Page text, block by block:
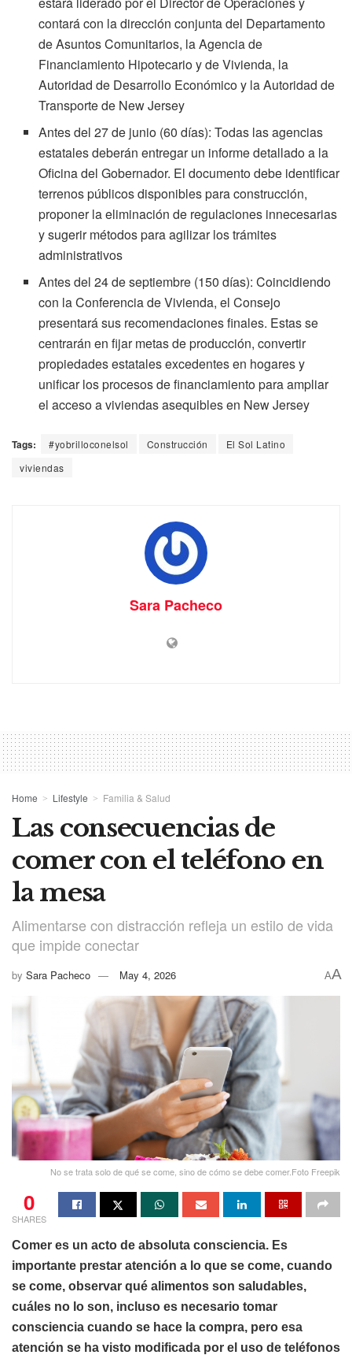
contará con la dirección conjunta del Departamento
de Asuntos Comunitarios, la Agencia de
Financiamiento Hipotecario y de Vivienda, la
Autoridad de Desarrollo Económico y la Autoridad de
Transporte de New Jersey
Antes del 27 de junio (60 días): Todas las agencias
estatales deberán entregar un informe detallado a la
Oficina del Gobernador. El documento debe identificar
terrenos públicos disponibles para construcción,
proponer la eliminación de regulaciones innecesarias
y sugerir métodos para agilizar los trámites
administrativos
Antes del 24 de septiembre (150 días): Coincidiendo
con la Conferencia de Vivienda, el Consejo
presentará sus recomendaciones finales. Estas se
centrarán en fijar metas de producción, convertir
propiedades estatales excedentes en hogares y
unificar los procesos de financiamiento para ampliar
el acceso a viviendas asequibles en New Jersey
Tags: #yobrilloconelsol Construcción
El Sol Latino
viviendas
Sara Pacheco
Home Lifestyle Familia & Salud
Las consecuencias de
comer con el teléfono en
la mesa
Alimentarse con distracción refleja un estilo de vida
que impide conectar
by Sara Pacheco May 4, 2026 AA
No se trata solo de qué se come, sino de cómo se debe comer.Foto Freepik
0
SHARES
Comer es un acto de absoluta consciencia. Es
importante prestar atención a lo que se come, cuando
se come, observar qué alimentos son saludables,
cuáles no lo son, incluso es necesario tomar
consciencia cuando se hace la compra, pero esa
atención se ha visto modificada por el uso de teléfonos